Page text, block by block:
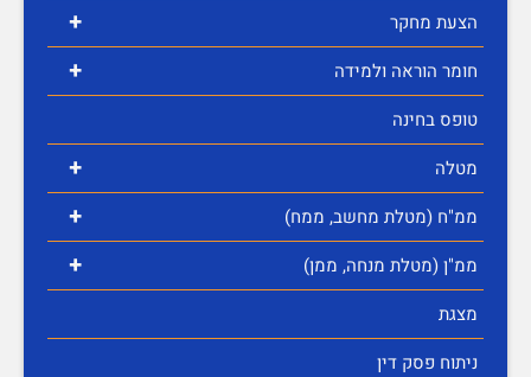
+ הצעת מחקר
+
חומר הוראה ולמידה
טופס בחינה
+ מטלה
+ ממ"ח (מטלת מחשב, ממח)
+
ממ"ן (מטלת מנחה, ממן)
מצגת
ניתוח פסק דין